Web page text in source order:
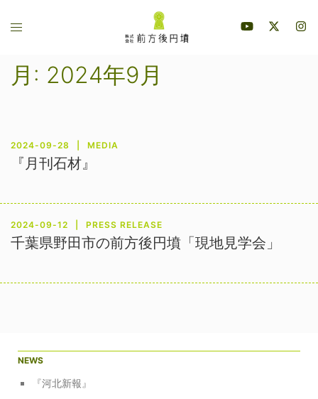
ト
ル
メ月: 2024年9月
2024-09-28 MEDIA
『月刊石材』
2024-09-12 PRESS RELEASE
千葉県野田市の前方後円墳「現地見学会」
NEWS
『河北新報』